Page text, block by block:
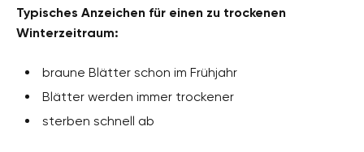
Typisches Anzeichen für einen zu trockenen
Winterzeitraum:
braune Blätter schon im Frühjahr
Blätter werden immer trockener
sterben schnell ab